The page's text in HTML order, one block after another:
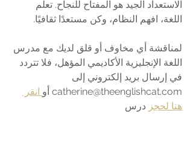
الاستعداد الجيد هو المفتاح للنجاح. تعلم
اللغة، افهم النظام، وكن مستعدًا ثقافيًا.
لمناقشة أي مخاوف أو قلق لديك مع مدرس
اللغة الإنجليزية الأكاديمي المؤهل، فلا تتردد
في إرسال بريد إلكتروني إلى
catherine@theenglishcat.com أو
انقر
هنا لحجز درس